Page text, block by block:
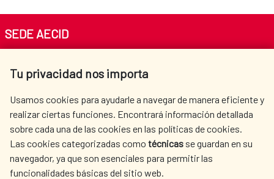
Tu privacidad nos importa
Usamos cookies para ayudarle a navegar de manera eficiente y
realizar ciertas funciones. Encontrará información detallada
sobre cada una de las cookies en las políticas de cookies.
Las cookies categorizadas como técnicas se guardan en su
navegador, ya que son esenciales para permitir las
funcionalidades básicas del sitio web.
SEDE AECID
Tel. +34 900 20 30 54​​​​​​​
AECID
WHERE DO WE COOPERATE?
SPANISH HUMANITARIAN
ACTION
PRESS ROOM